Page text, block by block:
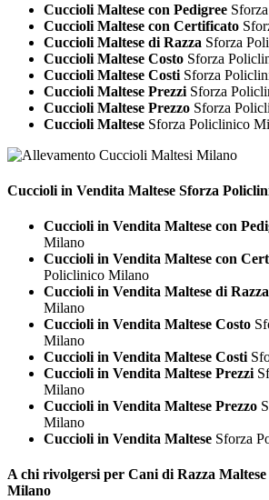
Cuccioli Maltese con Pedigree
Cuccioli Maltese con Certificato
Cuccioli Maltese di Razza Sforza
Cuccioli Maltese Costo Sforza
Cuccioli Maltese Costi Sforza
Cuccioli Maltese Prezzi Sforza
Cuccioli Maltese Prezzo Sforza
Cuccioli Maltese Sforza Policlinico
Cuccioli in Vendita Maltese Sforza
Cuccioli in Vendita Maltese con
Milano
Cuccioli in Vendita Maltese con
Policlinico Milano
Cuccioli in Vendita Maltese di Razza
Milano
Cuccioli in Vendita Maltese Costo
Milano
Cuccioli in Vendita Maltese Costi
Cuccioli in Vendita Maltese Prezzi
Milano
Cuccioli in Vendita Maltese Prezzo
Milano
Cuccioli in Vendita Maltese Sforza
A chi rivolgersi per Cani di Razza
Milano